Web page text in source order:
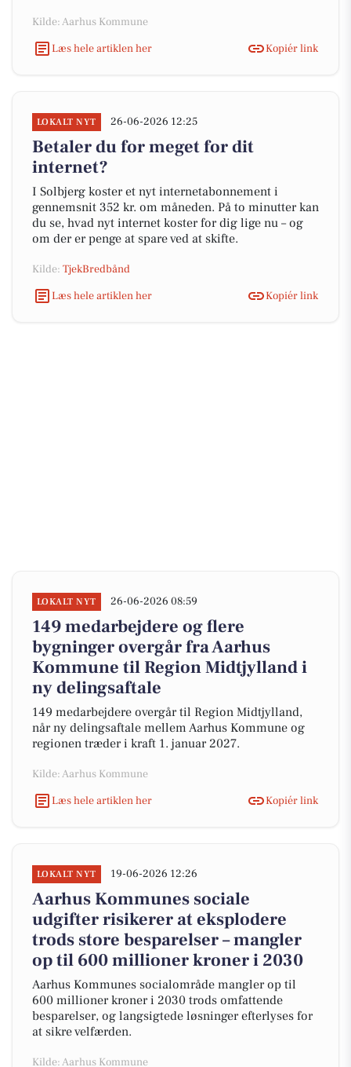
Kilde: Aarhus Kommune
Læs hele artiklen her
Kopiér link
LOKALT NYT 26-06-2026 12:25
Betaler du for meget for dit
internet?
I Solbjerg koster et nyt internetabonnement i
gennemsnit 352 kr. om måneden. På to minutter kan
du se, hvad nyt internet koster for dig lige nu – og
om der er penge at spare ved at skifte.
Kilde: TjekBredbånd
Læs hele artiklen her
Kopiér link
LOKALT NYT 26-06-2026 08:59
149 medarbejdere og flere
bygninger overgår fra Aarhus
Kommune til Region Midtjylland i
ny delingsaftale
149 medarbejdere overgår til Region Midtjylland,
når ny delingsaftale mellem Aarhus Kommune og
regionen træder i kraft 1. januar 2027.
Kilde: Aarhus Kommune
Læs hele artiklen her
Kopiér link
LOKALT NYT 19-06-2026 12:26
Aarhus Kommunes sociale
udgifter risikerer at eksplodere
trods store besparelser – mangler
op til 600 millioner kroner i 2030
Aarhus Kommunes socialområde mangler op til
600 millioner kroner i 2030 trods omfattende
besparelser, og langsigtede løsninger efterlyses for
at sikre velfærden.
Kilde: Aarhus Kommune